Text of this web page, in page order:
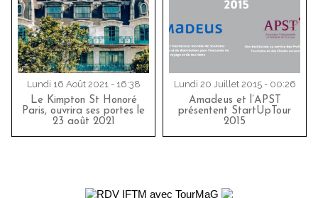
Lundi 16 Août 2021 - 16:38
Le Kimpton St Honoré
Paris, ouvrira ses portes le
23 août 2021
Lundi 20 Juillet 2015 - 00:26
Amadeus et l’APST
présentent StartUpTour
2015